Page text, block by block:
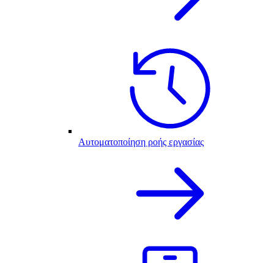
Αυτοματοποίηση ροής εργασίας